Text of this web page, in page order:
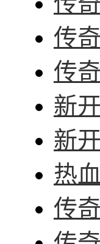
传
传
新
新
热
传